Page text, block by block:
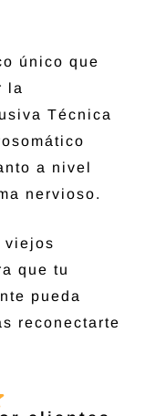
único que
la
Técnica
a nivel
nervioso.
viejos
que tu
pueda
reconectarte